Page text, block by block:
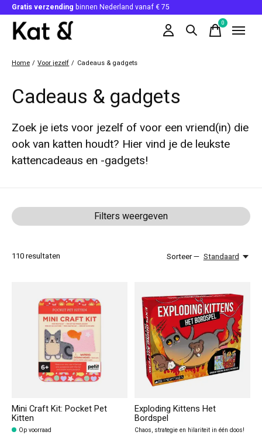
Gratis verzending binnen Nederland vanaf € 75
0items
Home / Voor jezelf / Cadeaus & gadgets
Cadeaus & gadgets
Zoek je iets voor jezelf of voor een vriend(in) die
ook van katten houdt? Hier vind je de leukste
kattencadeaus en -gadgets!
Filters weergeven
110resultaten Sorteer — Standaard
Mini Craft Kit: Pocket Pet
Kitten
Op voorraad
Exploding Kittens Het
Bordspel
Chaos, strategie en hilariteit in één doos!